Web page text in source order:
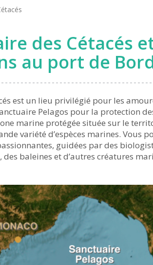
des Cétacés
au port de
est un lieu privilégié pour les
Pelagos pour la protection
marine protégée située sur le
variété d’espèces marines. Vous
guidées par des
baleines et d’autres créatures